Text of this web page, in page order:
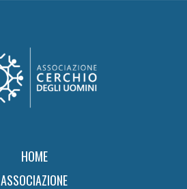
HOME
ASSOCIAZIONE